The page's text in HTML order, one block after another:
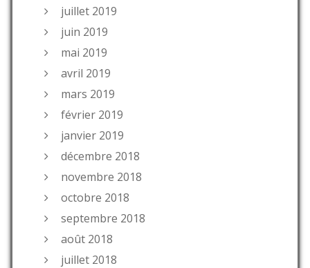
juillet 2019
juin 2019
mai 2019
avril 2019
mars 2019
février 2019
janvier 2019
décembre 2018
novembre 2018
octobre 2018
septembre 2018
août 2018
juillet 2018